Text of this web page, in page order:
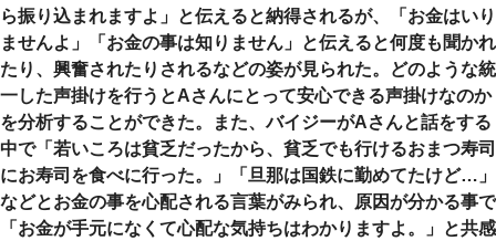
ら振り込まれますよ」と伝えると納得されるが、「お金はいり
ませんよ」「お金の事は知りません」と伝えると何度も聞かれ
たり、興奮されたりされるなどの姿が見られた。どのような統
一した声掛けを行うとAさんにとって安心できる声掛けなのか
を分析することができた。また、バイジーがAさんと話をする
中で「若いころは貧乏だったから、貧乏でも行けるおまつ寿司
にお寿司を食べに行った。」「旦那は国鉄に勤めてたけど…」
などとお金の事を心配される言葉がみられ、原因が分かる事で
「お金が手元になくて心配な気持ちはわかりますよ。」と共感